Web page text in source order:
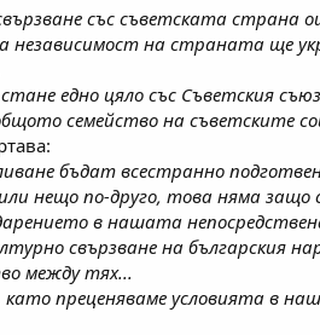
със съветската
независимост на страната ще
едно цяло със Съветския
семейство на съветските
бъдат всестранно
нещо по-друго, това няма защо
в нашата
свързване на българския
между тях...
като преценяваме условията в